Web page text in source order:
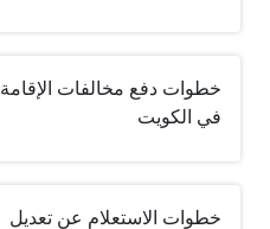
خطوات دفع مخالفات الإقامة
في الكويت
خطوات الاستعلام عن تعديل